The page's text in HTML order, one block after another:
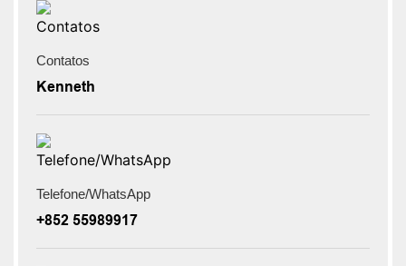
Contatos
Kenneth
Telefone/WhatsApp
+852 55989917